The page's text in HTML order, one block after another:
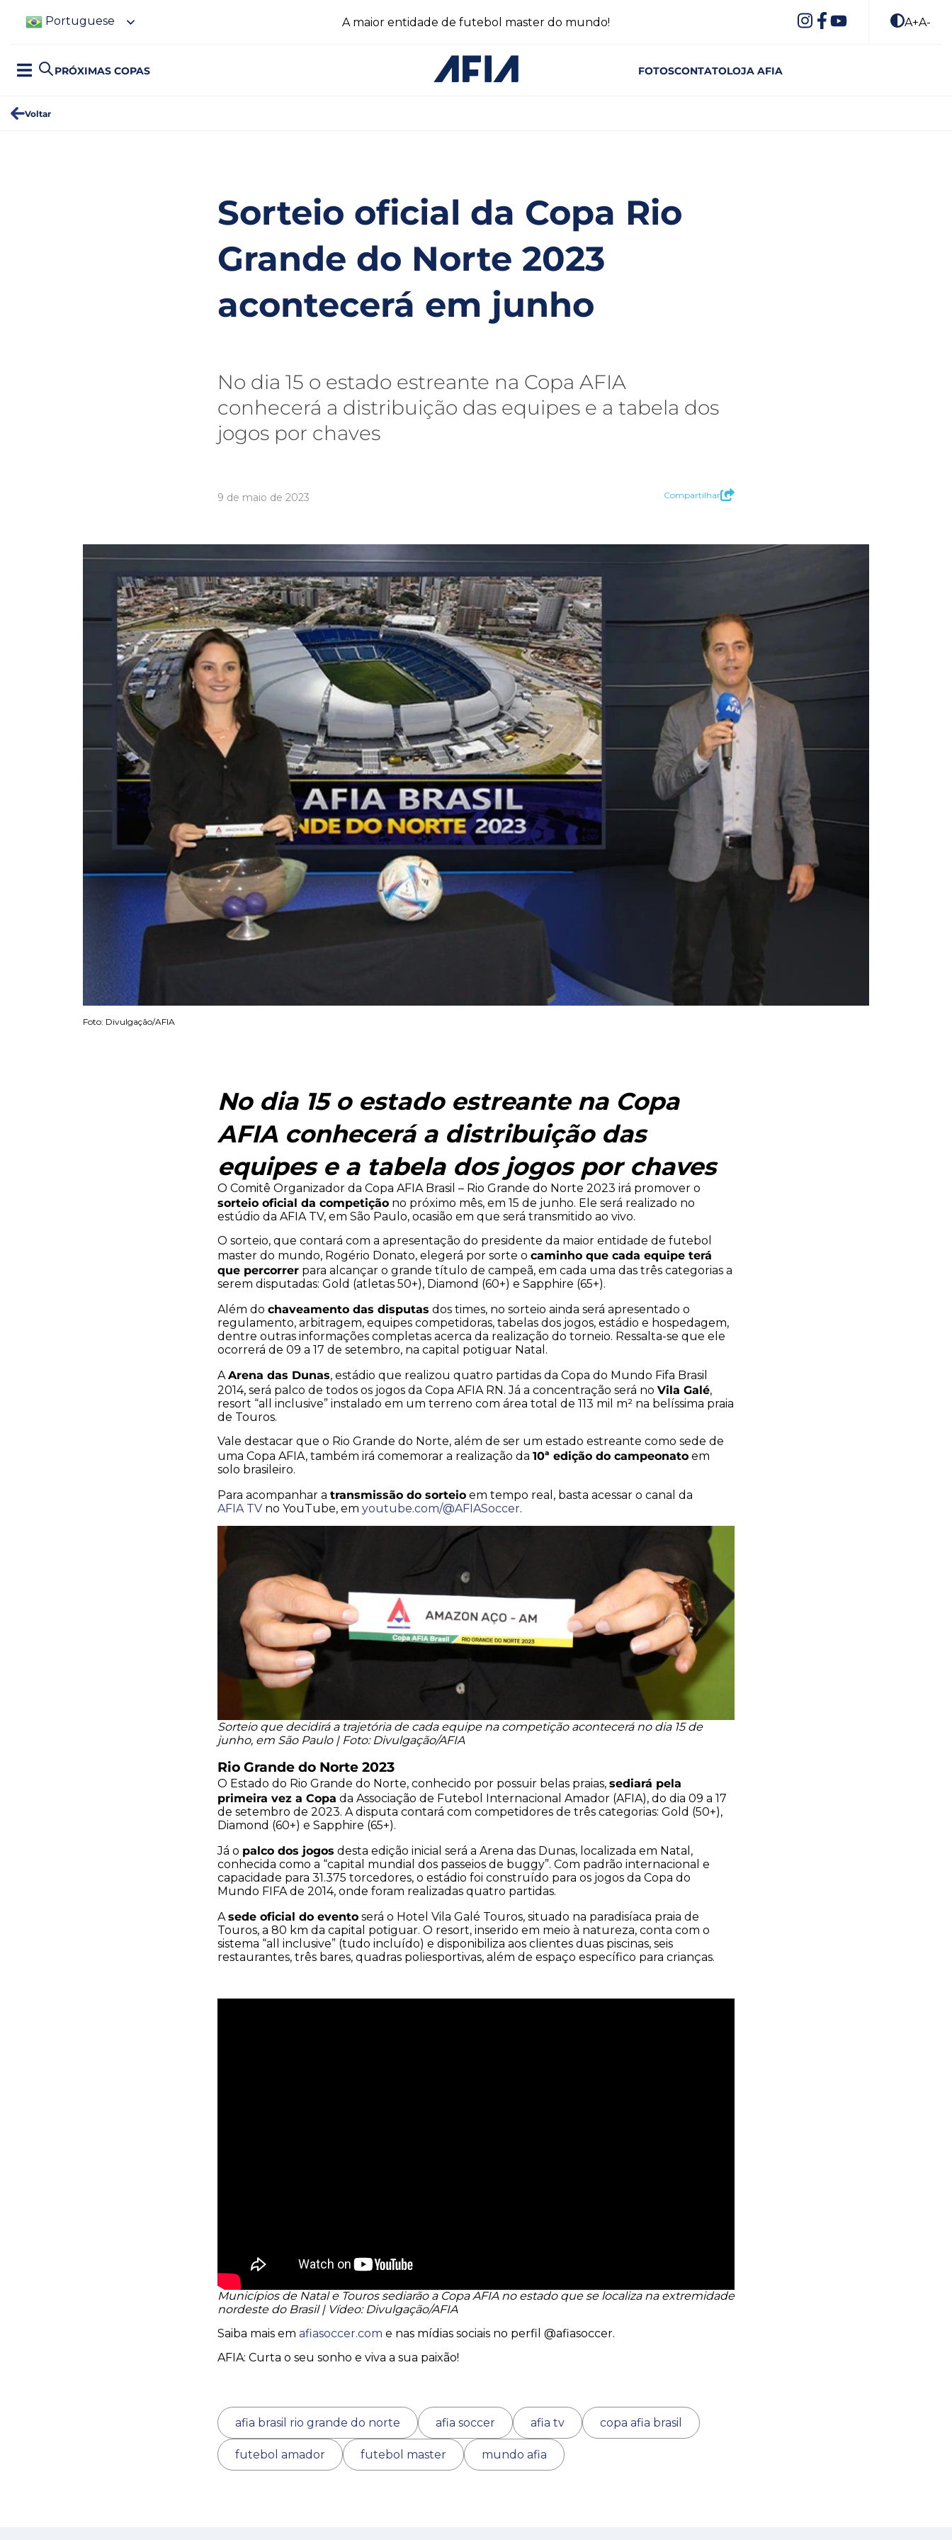
Portuguese A maior entidade de futebol master do mundo! A+A-
PRÓXIMAS COPAS FOTOSCONTATOLOJA AFIA
Voltar
Sorteio oficial da Copa Rio
Grande do Norte 2023
acontecerá em junho
No dia 15 o estado estreante na Copa AFIA
conhecerá a distribuição das equipes e a tabela dos
jogos por chaves
9 de maio de 2023 Compartilhar
Foto: Divulgação/AFIA
No dia 15 o estado estreante na Copa
AFIA conhecerá a distribuição das
equipes e a tabela dos jogos por chaves
O Comitê Organizador da Copa AFIA Brasil – Rio Grande do Norte 2023 irá promover o
sorteio oficial da competição no próximo mês, em 15 de junho. Ele será realizado no
estúdio da AFIA TV, em São Paulo, ocasião em que será transmitido ao vivo.
O sorteio, que contará com a apresentação do presidente da maior entidade de futebol
master do mundo, Rogério Donato, elegerá por sorte o caminho que cada equipe terá
que percorrer para alcançar o grande título de campeã, em cada uma das três categorias a
serem disputadas: Gold (atletas 50+), Diamond (60+) e Sapphire (65+).
Além do chaveamento das disputas dos times, no sorteio ainda será apresentado o
regulamento, arbitragem, equipes competidoras, tabelas dos jogos, estádio e hospedagem,
dentre outras informações completas acerca da realização do torneio. Ressalta-se que ele
ocorrerá de 09 a 17 de setembro, na capital potiguar Natal.
A Arena das Dunas, estádio que realizou quatro partidas da Copa do Mundo Fifa Brasil
2014, será palco de todos os jogos da Copa AFIA RN. Já a concentração será no Vila Galé,
resort “all inclusive” instalado em um terreno com área total de 113 mil m² na belíssima praia
de Touros.
Vale destacar que o Rio Grande do Norte, além de ser um estado estreante como sede de
uma Copa AFIA, também irá comemorar a realização da 10ª edição do campeonato em
solo brasileiro.
Para acompanhar a transmissão do sorteio em tempo real, basta acessar o canal da
AFIA TV no YouTube, em youtube.com/@AFIASoccer.
Sorteio que decidirá a trajetória de cada equipe na competição acontecerá no dia 15 de
junho, em São Paulo | Foto: Divulgação/AFIA
Rio Grande do Norte 2023
O Estado do Rio Grande do Norte, conhecido por possuir belas praias, sediará pela
primeira vez a Copa da Associação de Futebol Internacional Amador (AFIA), do dia 09 a 17
de setembro de 2023. A disputa contará com competidores de três categorias: Gold (50+),
Diamond (60+) e Sapphire (65+).
Já o palco dos jogos desta edição inicial será a Arena das Dunas, localizada em Natal,
conhecida como a “capital mundial dos passeios de buggy”. Com padrão internacional e
capacidade para 31.375 torcedores, o estádio foi construído para os jogos da Copa do
Mundo FIFA de 2014, onde foram realizadas quatro partidas.
A sede oficial do evento será o Hotel Vila Galé Touros, situado na paradisíaca praia de
Touros, a 80 km da capital potiguar. O resort, inserido em meio à natureza, conta com o
sistema “all inclusive” (tudo incluído) e disponibiliza aos clientes duas piscinas, seis
restaurantes, três bares, quadras poliesportivas, além de espaço específico para crianças.
Municípios de Natal e Touros sediarão a Copa AFIA no estado que se localiza na extremidade
nordeste do Brasil | Vídeo: Divulgação/AFIA
Saiba mais em afiasoccer.com e nas mídias sociais no perfil @afiasoccer.
AFIA: Curta o seu sonho e viva a sua paixão!
afia brasil rio grande do norte afia soccer afia tv copa afia brasil
futebol amador futebol master mundo afia